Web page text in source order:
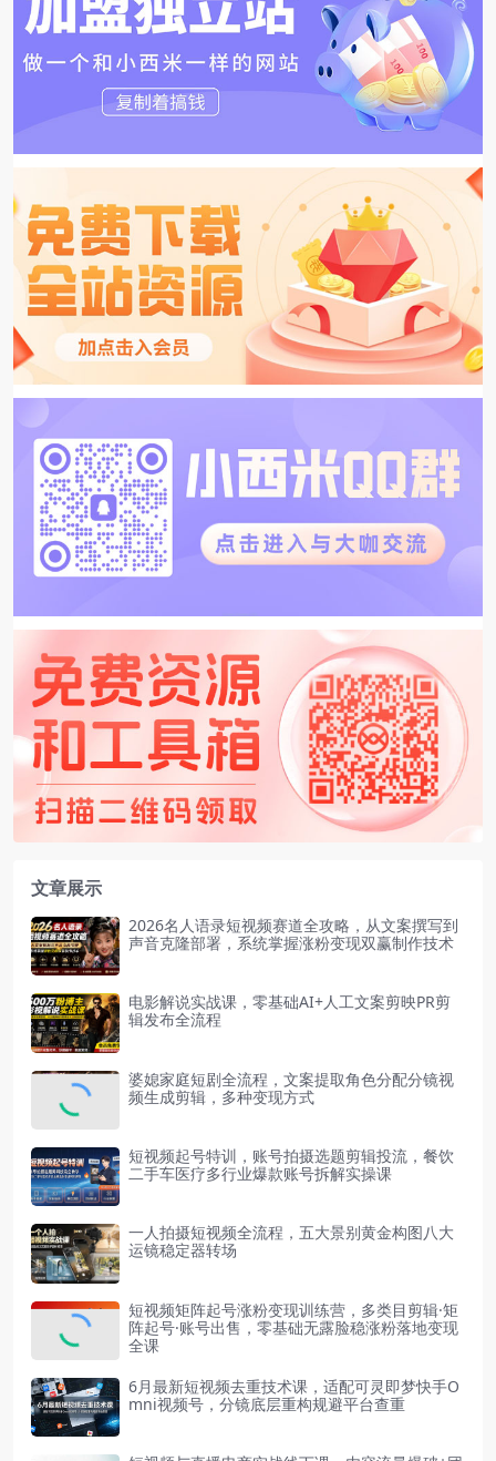
文章展示
2026名人语录短视频赛道全攻略，从文案撰写到
声音克隆部署，系统掌握涨粉变现双赢制作技术
电影解说实战课，零基础AI+人工文案剪映PR剪
辑发布全流程
婆媳家庭短剧全流程，文案提取角色分配分镜视
频生成剪辑，多种变现方式
短视频起号特训，账号拍摄选题剪辑投流，餐饮
二手车医疗多行业爆款账号拆解实操课
一人拍摄短视频全流程，五大景别黄金构图八大
运镜稳定器转场
短视频矩阵起号涨粉变现训练营，多类目剪辑·矩
阵起号·账号出售，零基础无露脸稳涨粉落地变现
全课
6月最新短视频去重技术课，适配可灵即梦快手O
mni视频号，分镜底层重构规避平台查重